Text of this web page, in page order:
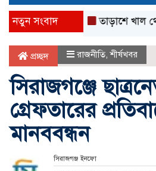
নতুন সংবাদ তাড়াশে খাল থেকে
প্রচ্ছদ রাজনীতি,শীর্ষখবর
সিরাজগঞ্জে
গ্রেফতারের
মানববন্ধন
সিরাজগঞ্জ ইনফো